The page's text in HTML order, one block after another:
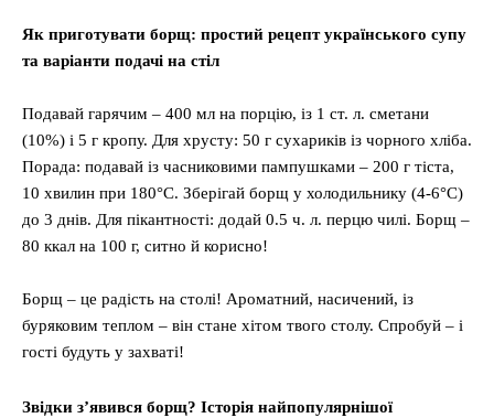
Як приготувати борщ: простий рецепт українського супу
та варіанти подачі на стіл
Подавай гарячим – 400 мл на порцію, із 1 ст. л. сметани
(10%) і 5 г кропу. Для хрусту: 50 г сухариків із чорного хліба.
Порада: подавай із часниковими пампушками – 200 г тіста,
10 хвилин при 180°C. Зберігай борщ у холодильнику (4-6°C)
до 3 днів. Для пікантності: додай 0.5 ч. л. перцю чилі. Борщ –
80 ккал на 100 г, ситно й корисно!
Борщ – це радість на столі! Ароматний, насичений, із
буряковим теплом – він стане хітом твого столу. Спробуй – і
гості будуть у захваті!
Звідки з’явився борщ? Історія найпопулярнішої